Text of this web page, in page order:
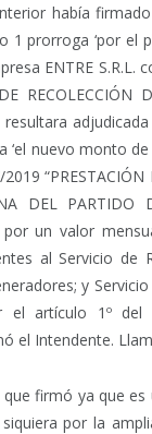
había
1 prorroga ‘por el
ENTRE S.R.L.
RECOLECCIÓN
resultara
‘el nuevo monto
“PRESTACIÓN
DEL
un valor
al Servicio de
y
artículo 1º del
el Intendente.
firmó ya que es
por la